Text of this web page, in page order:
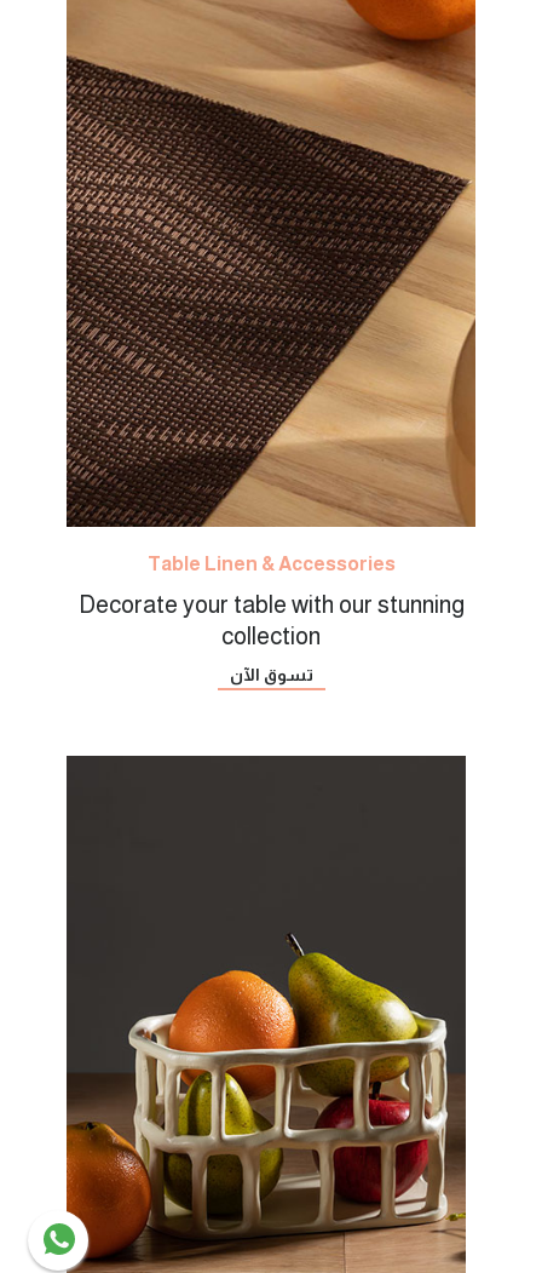
Table Linen & Accessories
Decorate your table with our stunning
collection
تسوق الآن